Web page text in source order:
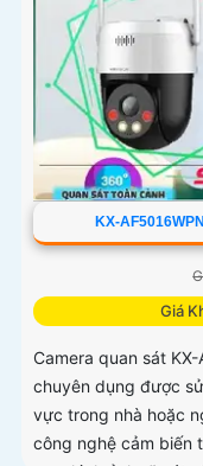
KX-
Giá
Camera quan sát
chuyên dụng được
vực trong nhà hoặc
công nghệ cảm biến